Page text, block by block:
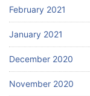
February 2021
January 2021
December 2020
November 2020